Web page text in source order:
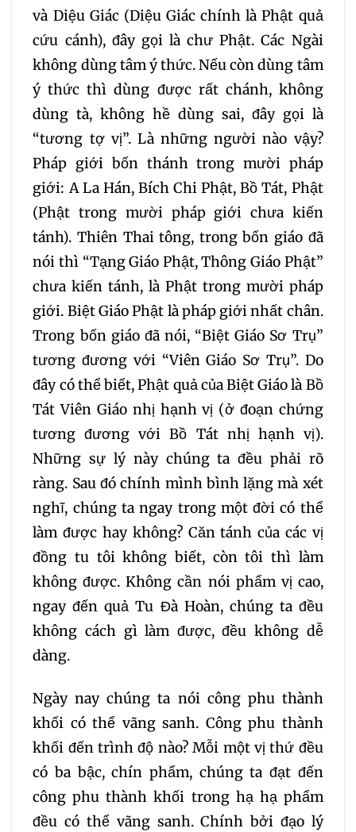
và Diệu Giác (Diệu Giác chính là Phật quả
cứu cánh), đây gọi là chư Phật. Các Ngài
không dùng tâm ý thức. Nếu còn dùng tâm
ý thức thì dùng được rất chánh, không
dùng tà, không hề dùng sai, đây gọi là
“tương tợ vị”. Là những người nào vậy?
Pháp giới bốn thánh trong mười pháp
giới: A La Hán, Bích Chi Phật, Bồ Tát, Phật
(Phật trong mười pháp giới chưa kiến
tánh). Thiên Thai tông, trong bốn giáo đã
nói thì “Tạng Giáo Phật, Thông Giáo Phật”
chưa kiến tánh, là Phật trong mười pháp
giới. Biệt Giáo Phật là pháp giới nhất chân.
Trong bốn giáo đã nói, “Biệt Giáo Sơ Trụ”
tương đương với “Viên Giáo Sơ Trụ”. Do
đây có thể biết, Phật quả của Biệt Giáo là Bồ
Tát Viên Giáo nhị hạnh vị (ở đoạn chứng
tương đương với Bồ Tát nhị hạnh vị).
Những sự lý này chúng ta đều phải rõ
ràng. Sau đó chính mình bình lặng mà xét
nghĩ, chúng ta ngay trong một đời có thể
làm được hay không? Căn tánh của các vị
đồng tu tôi không biết, còn tôi thì làm
không được. Không cần nói phẩm vị cao,
ngay đến quả Tu Đà Hoàn, chúng ta đều
không cách gì làm được, đều không dễ
dàng.
Ngày nay chúng ta nói công phu thành
khối có thể vãng sanh. Công phu thành
khối đến trình độ nào? Mỗi một vị thứ đều
có ba bậc, chín phẩm, chúng ta đạt đến
công phu thành khối trong hạ hạ phẩm
đều có thể vãng sanh. Chính bởi đạo lý